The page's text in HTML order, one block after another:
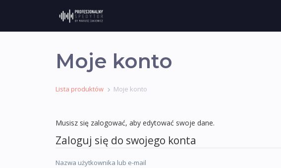
Moje konto
Lista produktów Moje konto
Musisz się zalogować, aby edytować swoje dane.
Zaloguj się do swojego konta
Nazwa użytkownika lub e-mail